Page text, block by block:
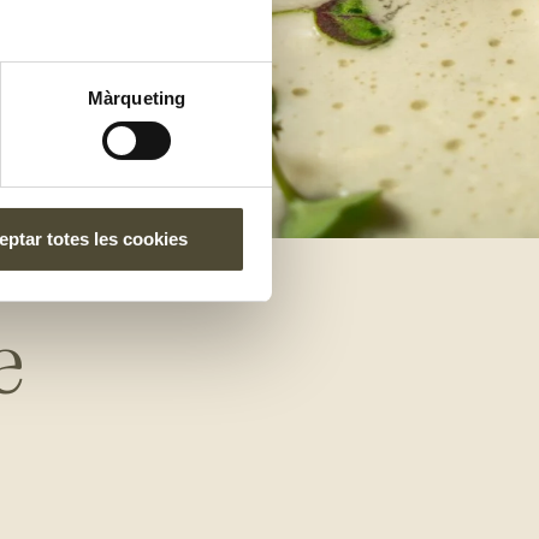
Màrqueting
totes les cookies